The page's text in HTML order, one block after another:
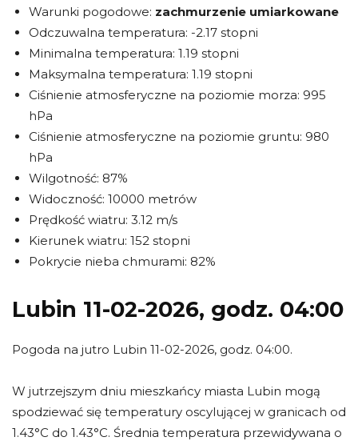
Warunki pogodowe: zachmurzenie umiarkowane
Odczuwalna temperatura: -2.17 stopni
Minimalna temperatura: 1.19 stopni
Maksymalna temperatura: 1.19 stopni
Ciśnienie atmosferyczne na poziomie morza: 995
hPa
Ciśnienie atmosferyczne na poziomie gruntu: 980
hPa
Wilgotność: 87%
Widoczność: 10000 metrów
Prędkość wiatru: 3.12 m/s
Kierunek wiatru: 152 stopni
Pokrycie nieba chmurami: 82%
Lubin 11-02-2026, godz. 04:00
Pogoda na jutro Lubin 11-02-2026, godz. 04:00.
W jutrzejszym dniu mieszkańcy miasta Lubin mogą
spodziewać się temperatury oscylującej w granicach od
1.43°C do 1.43°C. Średnia temperatura przewidywana o